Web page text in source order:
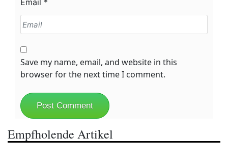
Email *
Save my name, email, and website in this
browser for the next time I comment.
Empfholende Artikel